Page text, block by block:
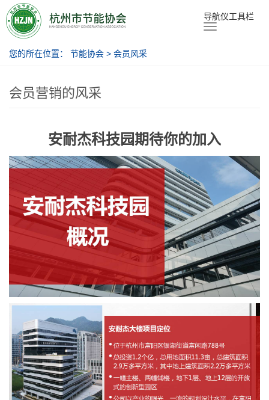
节能协会 导航仪工具栏
您的所在位置： 节能协会 > 会员风采
会员营销的风采
安耐杰科技园期待你的加入